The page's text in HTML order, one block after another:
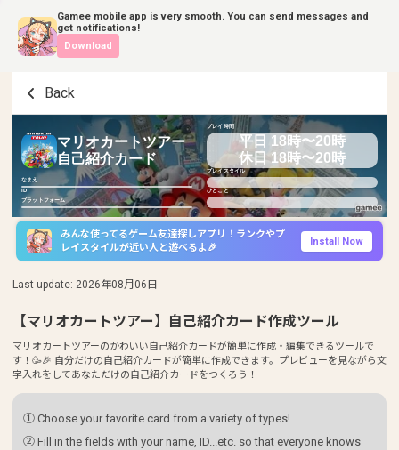
Gamee mobile app is very smooth. You can send messages and
get notifications!
Download
Back
マリオカートツアー
自己紹介カード
なまえ
ID
プラットフォーム
プレイ時間
平日 18時〜20時
休日 18時〜20時
プレイスタイル
ひとこと
みんな使ってるゲーム友達探しアプリ！ランクやプ
レイスタイルが近い人と遊べるよ🎉
Install Now
Last update: 2026年08月06日
【マリオカートツアー】自己紹介カード作成ツール
マリオカートツアーのかわいい自己紹介カードが簡単に作成・編集できるツールで
す！🥳🎉 自分だけの自己紹介カードが簡単に作成できます。プレビューを見ながら文
字入れをしてあなただけの自己紹介カードをつくろう！
① Choose your favorite card from a variety of types!
② Fill in the fields with your name, ID...etc. so that everyone knows